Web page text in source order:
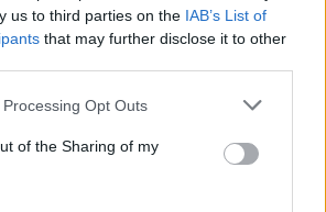
us to third parties on the IAB’s List of
that may further disclose it to other
Opt Outs
of the Sharing of my
La riapertura
il rientro dei
9,2 miliardi di
all'estero dai
e ha
milioni di gettito